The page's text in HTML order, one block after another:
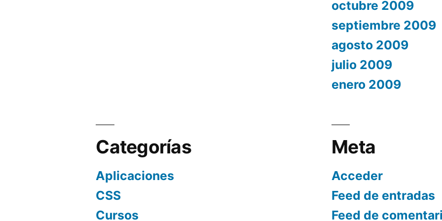
octubre 2009
septiembre 2009
agosto 2009
julio 2009
enero 2009
Categorías
Aplicaciones
CSS
Cursos
Meta
Acceder
Feed de entradas
Feed de